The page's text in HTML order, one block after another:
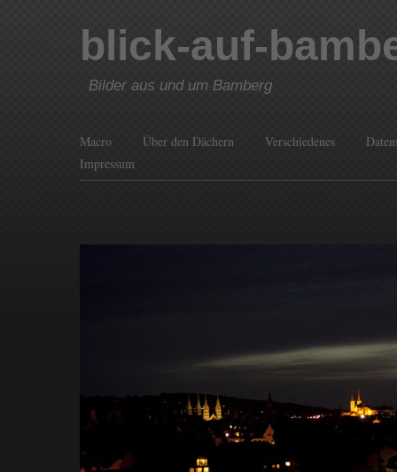
blick-auf-
Bilder aus und um Bamberg
Macro Über den Dächern Verschiedenes
Impressum